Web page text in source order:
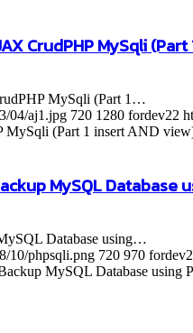
CrudPHP MySqli
MySqli (Part 1…
04/aj1.jpg 720 1280 fordev22
(Part 1 insert AND
MySQL Database
Database using…
10/phpsqli.png 720 970
MySQL Database using